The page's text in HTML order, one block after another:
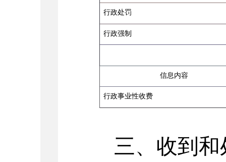
行政处罚
行政强制
信息内容
行政事业性收费
三、收到